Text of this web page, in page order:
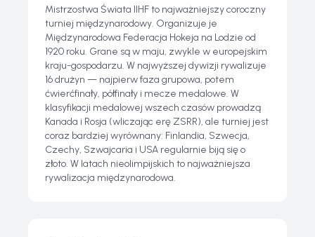
Mistrzostwa Świata IIHF to najważniejszy coroczny
turniej międzynarodowy. Organizuje je
Międzynarodowa Federacja Hokeja na Lodzie od
1920 roku. Grane są w maju, zwykle w europejskim
kraju-gospodarzu. W najwyższej dywizji rywalizuje
16 drużyn — najpierw faza grupowa, potem
ćwierćfinały, półfinały i mecze medalowe. W
klasyfikacji medalowej wszech czasów prowadzą
Kanada i Rosja (wliczając erę ZSRR), ale turniej jest
coraz bardziej wyrównany: Finlandia, Szwecja,
Czechy, Szwajcaria i USA regularnie biją się o
złoto. W latach nieolimpijskich to najważniejsza
rywalizacja międzynarodowa.